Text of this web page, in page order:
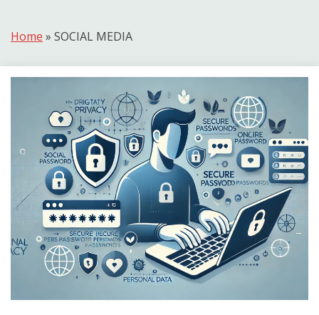
Home » SOCIAL MEDIA